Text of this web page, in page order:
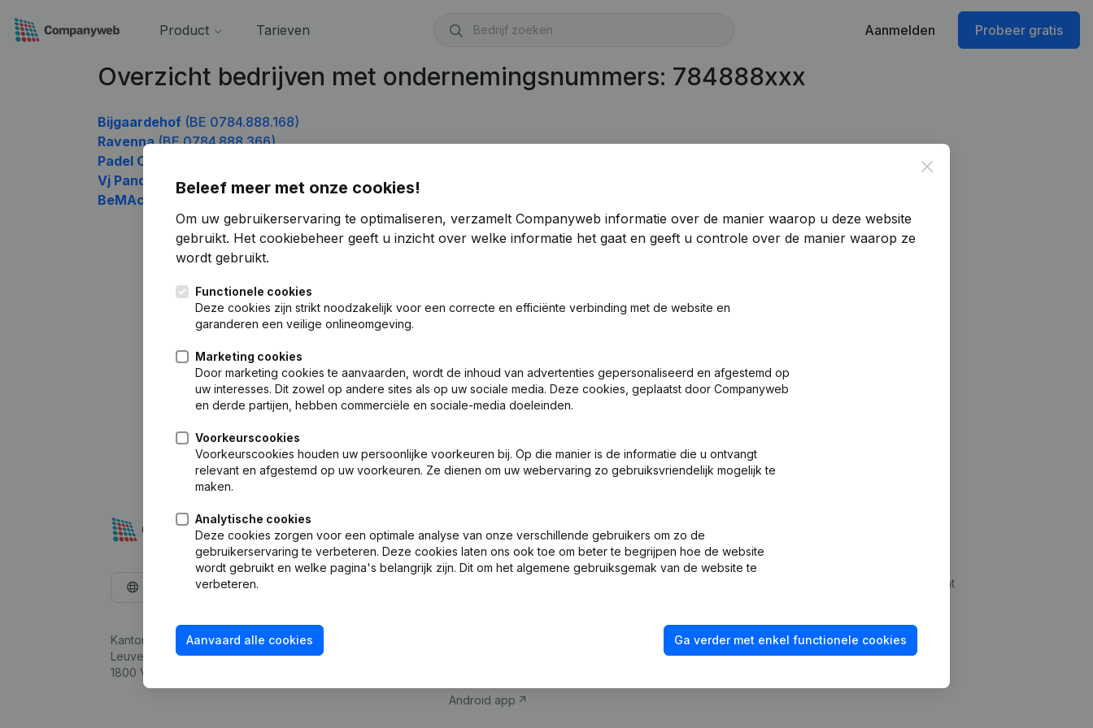
Product Tarieven Aanmelden Probeer gratis
Overzicht bedrijven met ondernemingsnummers: 784888xxx
Bijgaardehof (BE 0784.888.168)
Ravenna(BE 0784.888.366)
Padel Club Melle
Vj Pandit
(BE 0784.888.564)
BeMAcc
Close
Beleef meer met onze cookies!
Om uw gebruikerservaring te optimaliseren, verzamelt Companyweb informatie over de manier waarop u deze website
gebruikt. Het cookiebeheer geeft u inzicht over welke informatie het gaat en geeft u controle over de manier waarop ze
wordt gebruikt.
Functionele cookies
Deze cookies zijn strikt noodzakelijk voor een correcte en efficiënte verbinding met de website en
garanderen een veilige onlineomgeving.
Marketing cookies
Door marketing cookies te aanvaarden, wordt de inhoud van advertenties gepersonaliseerd en afgestemd op
uw interesses. Dit zowel op andere sites als op uw sociale media. Deze cookies, geplaatst door Companyweb
en derde partijen, hebben commerciële en sociale-media doeleinden.
Voorkeurscookies
Voorkeurscookies houden uw persoonlijke voorkeuren bij. Op die manier is de informatie die u ontvangt
relevant en afgestemd op uw voorkeuren. Ze dienen om uw webervaring zo gebruiksvriendelijk mogelijk te
maken.
Analytische cookies
Deze cookies zorgen voor een optimale analyse van onze verschillende gebruikers om zo de
gebruikerservaring te verbeteren. Deze cookies laten ons ook toe om beter te begrijpen hoe de website
wordt gebruikt en welke pagina's belangrijk zijn. Dit om het algemene gebruiksgemak van de website te
verbeteren.
Aanvaard alle cookies Ga verder met enkel functionele cookies
Nederlands
Kantorenpark Everest
Leuvensesteenweg 248D,
1800 Vilvoorde
Bedrijfsinformatie
Android app
Compliance & fraudepreventie
Kredietwaardigheid checken
Integraties op maat
Contact